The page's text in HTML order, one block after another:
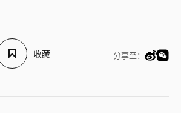
收藏 分享至：